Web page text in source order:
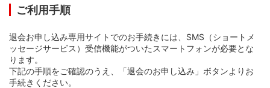
ご利用手順
退会お申し込み専用サイトでのお手続きには、SMS（ショートメ
ッセージサービス）受信機能がついたスマートフォンが必要とな
ります。
下記の手順をご確認のうえ、「退会のお申し込み」ボタンよりお
手続きください。